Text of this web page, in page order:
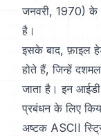
जनवरी, 1970) के
है।
इसके बाद, फ़ाइल
होते हैं, जिन्हें
जाता है। इन
प्रबंधन के लिए
अष्टक ASCII